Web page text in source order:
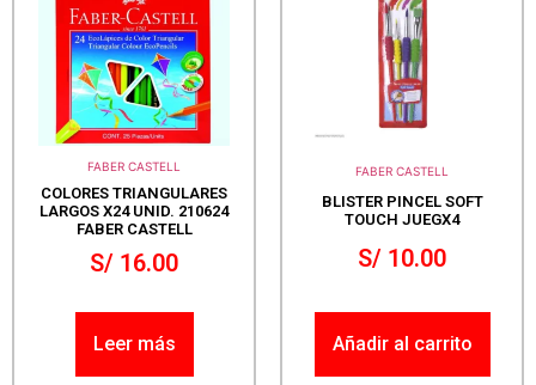
FABER CASTELL
COLORES TRIANGULARES
LARGOS X24 UNID. 210624
FABER CASTELL
S/ 16.00
Leer más
FABER CASTELL
BLISTER PINCEL SOFT
TOUCH JUEGX4
S/ 10.00
Añadir al carrito